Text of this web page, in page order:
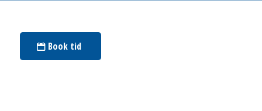
Book tid